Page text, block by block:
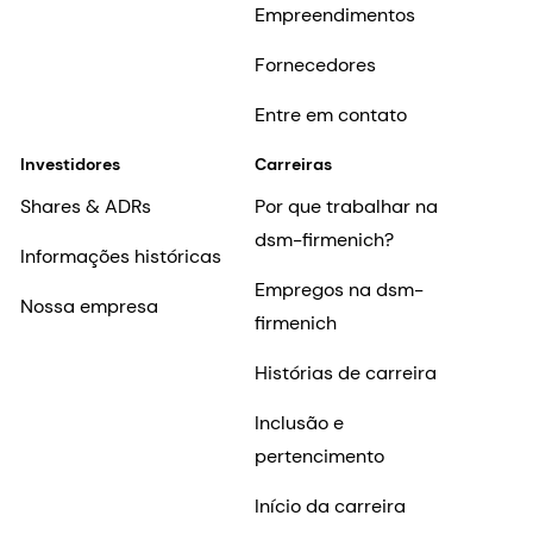
Empreendimentos
Fornecedores
Entre em contato
Investidores
Shares & ADRs
Informações históricas
Nossa empresa
Carreiras
Por que trabalhar na
dsm-firmenich?
Empregos na dsm-
firmenich
Histórias de carreira
Inclusão e
pertencimento
Início da carreira